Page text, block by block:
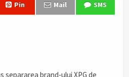
Pin Mail SMS
separarea brand-ului XPG de